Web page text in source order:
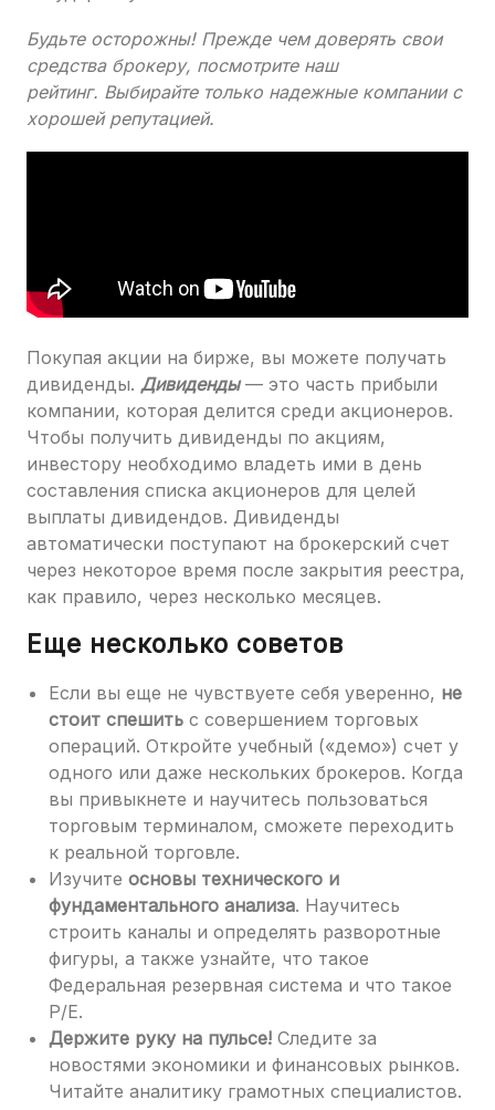
Будьте осторожны! Прежде чем доверять свои
средства брокеру, посмотрите наш
рейтинг. Выбирайте только надежные компании с
хорошей репутацией.
Покупая акции на бирже, вы можете получать
дивиденды. Дивиденды— это часть прибыли
компании, которая делится среди акционеров.
Чтобы получить дивиденды по акциям,
инвестору необходимо владеть ими в день
составления списка акционеров для целей
выплаты дивидендов. Дивиденды
автоматически поступают на брокерский счет
через некоторое время после закрытия реестра,
как правило, через несколько месяцев.
Еще несколько советов
Если вы еще не чувствуете себя уверенно, не
стоит спешить с совершением торговых
операций. Откройте учебный («демо») счет у
одного или даже нескольких брокеров. Когда
вы привыкнете и научитесь пользоваться
торговым терминалом, сможете переходить
к реальной торговле.
Изучите основы технического и
фундаментального анализа. Научитесь
строить каналы и определять разворотные
фигуры, а также узнайте, что такое
Федеральная резервная система и что такое
P/E.
Держите руку на пульсе! Следите за
новостями экономики и финансовых рынков.
Читайте аналитику грамотных специалистов.